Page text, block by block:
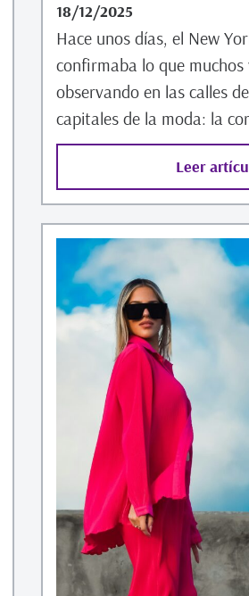
18/12/2025
Hace unos días, el New
confirmaba lo que muchos
observando en las calles
capitales de la moda: la
Leer